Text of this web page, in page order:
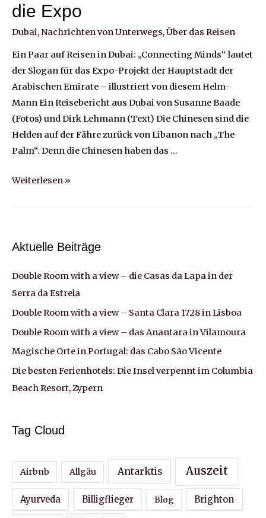
die Expo
Dubai,Nachrichten von Unterwegs,Über das Reisen
Ein Paar auf Reisen in Dubai: „Connecting Minds“ lautet
der Slogan für das Expo-Projekt der Hauptstadt der
Arabischen Emirate – illustriert von diesem Helm-
Mann Ein Reisebericht aus Dubai von Susanne Baade
(Fotos) und Dirk Lehmann (Text) Die Chinesen sind die
Helden auf der Fähre zurück von Libanon nach „The
Palm“. Denn die Chinesen haben das …
Dubai
Land
Vision
erhält
den
die
Expo
Weiterlesen »
Aktuelle Beiträge
Double Room with a view – die Casas da Lapa in der
Serra da Estrela
Double Room with a view – Santa Clara 1728 in Lisboa
Double Room with a view – das Anantara in Vilamoura
Magische Orte in Portugal: das Cabo São Vicente
Die besten Ferienhotels: Die Insel verpennt im Columbia
Beach Resort, Zypern
Tag Cloud
Airbnb Allgäu Antarktis Auszeit
Ayurveda Billigflieger Blog Brighton